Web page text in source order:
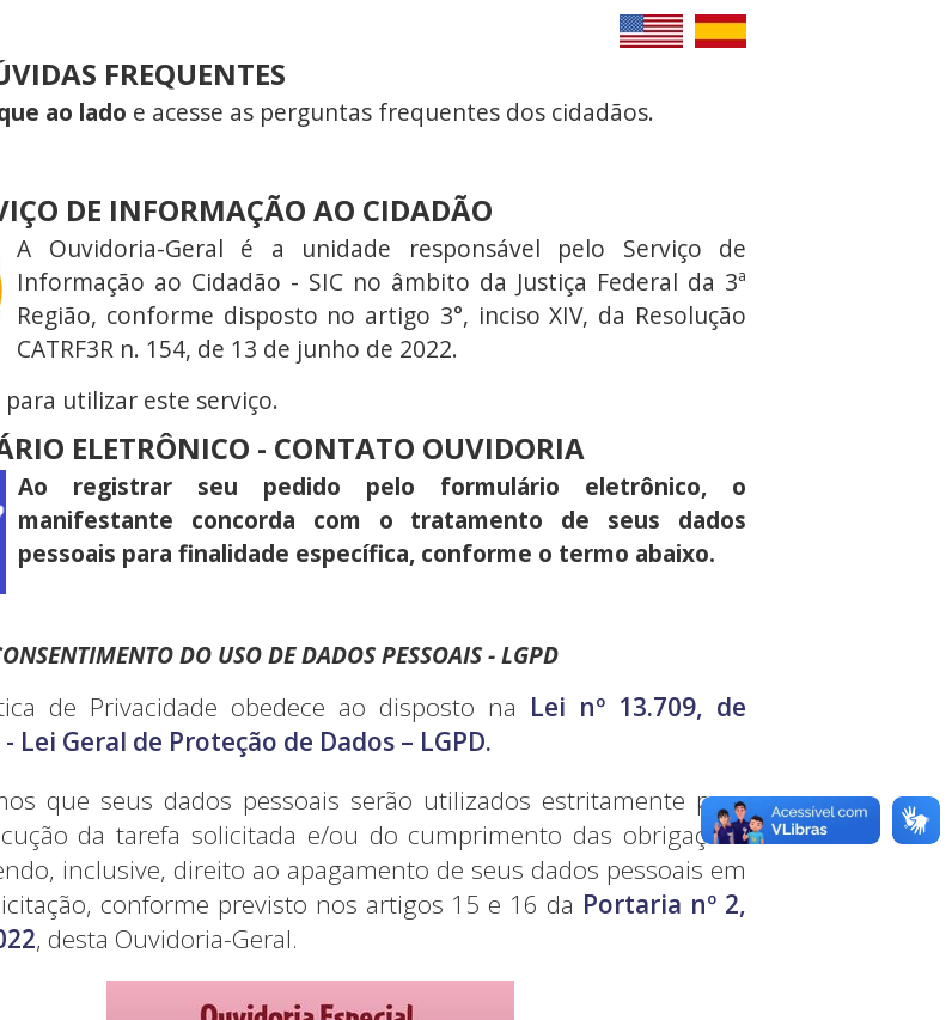
FREQUENTES
ao lado e acesse as perguntas frequentes dos cidadãos.
DE INFORMAÇÃO AO CIDADÃO
A Ouvidoria-Geral é a unidade responsável pelo Serviço de
Informação ao Cidadão - SIC no âmbito da Justiça Federal da 3ª
Região, conforme disposto no artigo 3°, inciso XIV, da Resolução
CATRF3R n. 154, de 13 de junho de 2022.
para utilizar este serviço.
ELETRÔNICO - CONTATO OUVIDORIA
Ao registrar seu pedido pelo formulário eletrônico, o
manifestante concorda com o tratamento de seus dados
pessoais para finalidade específica, conforme o termo abaixo.
DO USO DE DADOS PESSOAIS - LGPD
de Privacidade obedece ao disposto na Lei nº 13.709, de
- Lei Geral de Proteção de Dados – LGPD.
que seus dados pessoais serão utilizados estritamente para
da tarefa solicitada e/ou do cumprimento das obrigações
inclusive, direito ao apagamento de seus dados pessoais em
conforme previsto nos artigos 15 e 16 da Portaria nº 2,
, desta Ouvidoria-Geral.